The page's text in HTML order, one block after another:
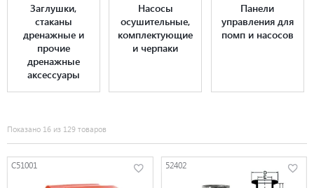
Заглушки,
стаканы
дренажные и
прочие
дренажные
аксессуары
Насосы
осушительные,
комплектующие
и черпаки
Панели
управления для
помп и насосов
Показано 16 из 129 товаров
C51001 52402